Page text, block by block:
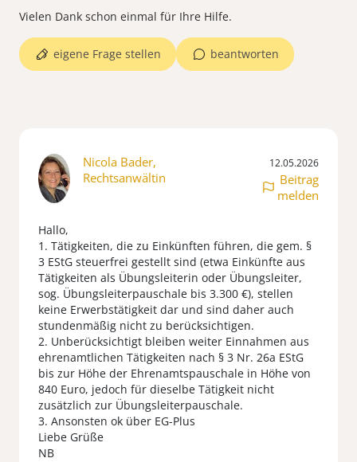
Vielen Dank schon einmal für Ihre Hilfe.
beantworten
eigene Frage stellen
Nicola Bader,
Rechtsanwältin
12.05.2026
Beitrag
melden
Hallo,
1. Tätigkeiten, die zu Einkünften führen, die gem. §
3 EStG steuerfrei gestellt sind (etwa Einkünfte aus
Tätigkeiten als Übungsleiterin oder Übungsleiter,
sog. Übungsleiterpauschale bis 3.300 €), stellen
keine Erwerbstätigkeit dar und sind daher auch
stundenmäßig nicht zu berücksichtigen.
2. Unberücksichtigt bleiben weiter Einnahmen aus
ehrenamtlichen Tätigkeiten nach § 3 Nr. 26a EStG
bis zur Höhe der Ehrenamtspauschale in Höhe von
840 Euro, jedoch für dieselbe Tätigkeit nicht
zusätzlich zur Übungsleiterpauschale.
3. Ansonsten ok über EG-Plus
Liebe Grüße
NB